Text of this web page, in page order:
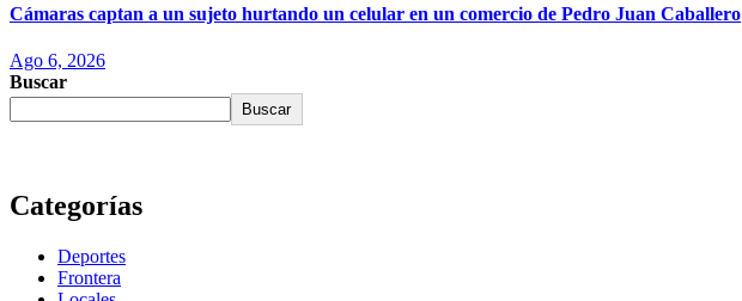
Cámaras captan a un sujeto hurtando un celular en un comercio de Pedro Juan Caballero
Ago 6, 2026
Buscar
Buscar
Categorías
Deportes
Frontera